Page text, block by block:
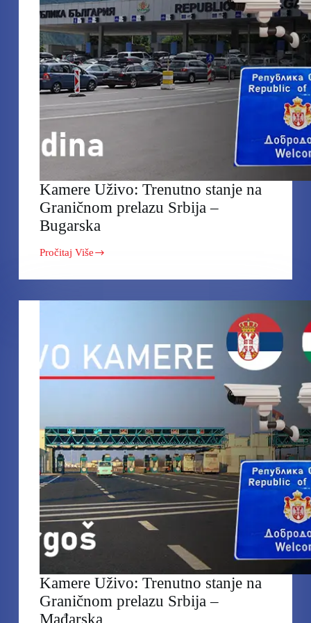
Kamere Uživo: Trenutno stanje na
Graničnom prelazu Srbija –
Bugarska
Pročitaj Više
Kamere
Trenutno
–
Bugarska
Kamere Uživo: Trenutno stanje na
Graničnom prelazu Srbija –
Mađarska